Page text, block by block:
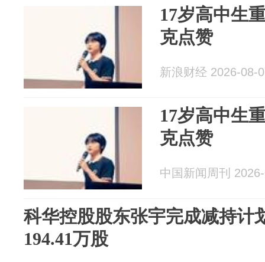
17岁高中生
克点赞
新浪财经 2026-08-
17岁高中生
克点赞
中国新闻周刊
科华控股股东张宇完成减持计
194.41万股